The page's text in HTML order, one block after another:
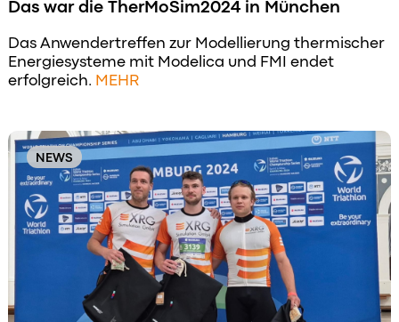
Das war die TherMoSim2024 in München
Das Anwendertreffen zur Modellierung thermischer
Energiesysteme mit Modelica und FMI endet
erfolgreich. MEHR
NEWS